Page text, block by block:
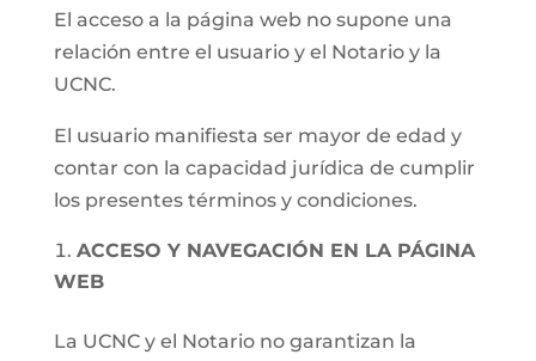
El acceso a la página web no supone una
relación entre el usuario y el Notario y la
UCNC.
El usuario manifiesta ser mayor de edad y
contar con la capacidad jurídica de cumplir
los presentes términos y condiciones.
ACCESO Y NAVEGACIÓN EN LA PÁGINA
WEB
La UCNC y el Notario no garantizan la